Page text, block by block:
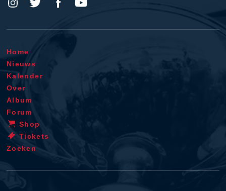
Home
Nieuws
Kalender
Over
Album
Forum
Shop
Tickets
Zoeken